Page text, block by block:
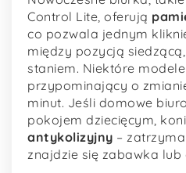
Control Lite, oferują
co pozwala jednym
między pozycją
staniem. Niektóre
przypominający o
minut. Jeśli domowe
pokojem dziecięcym,
antykolizyjny –
znajdzie się zabawka lub